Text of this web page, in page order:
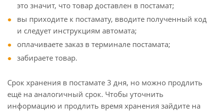
это значит, что товар доставлен в постамат;
вы приходите к постамату, вводите полученный код
и следует инструкциям автомата;
оплачиваете заказ в терминале постамата;
забираете товар.
Срок хранения в постамате 3 дня, но можно продлить
ещё на аналогичный срок. Чтобы уточнить
информацию и продлить время хранения зайдите на